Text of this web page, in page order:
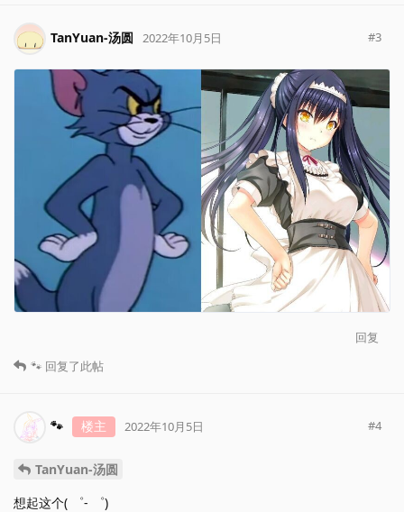
TanYuan-汤圆 2022年10月5日 #3
回复
🐾 回复了此帖
🐾 楼主 2022年10月5日 #4
TanYuan-汤圆
想起这个( ゜- ゜)